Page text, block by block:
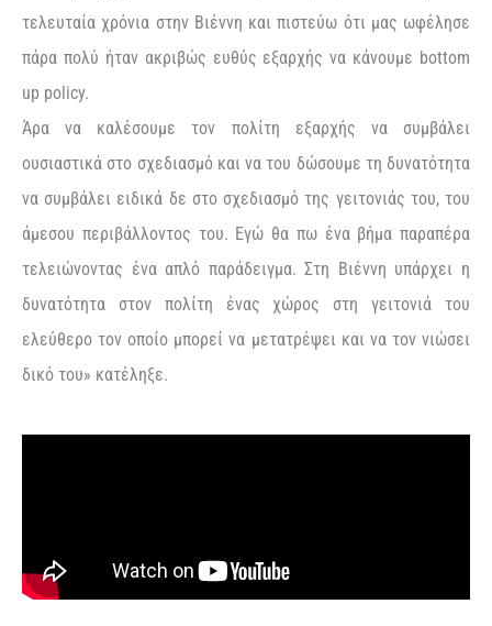
τελευταία χρόνια στην Βιέννη και πιστεύω ότι μας ωφέλησε
πάρα πολύ ήταν ακριβώς ευθύς εξαρχής να κάνουμε bottom
up policy.
Άρα να καλέσουμε τον πολίτη εξαρχής να συμβάλει
ουσιαστικά στο σχεδιασμό και να του δώσουμε τη δυνατότητα
να συμβάλει ειδικά δε στο σχεδιασμό της γειτονιάς του, του
άμεσου περιβάλλοντος του. Εγώ θα πω ένα βήμα παραπέρα
τελειώνοντας ένα απλό παράδειγμα. Στη Βιέννη υπάρχει η
δυνατότητα στον πολίτη ένας χώρος στη γειτονιά του
ελεύθερο τον οποίο μπορεί να μετατρέψει και να τον νιώσει
δικό του» κατέληξε.